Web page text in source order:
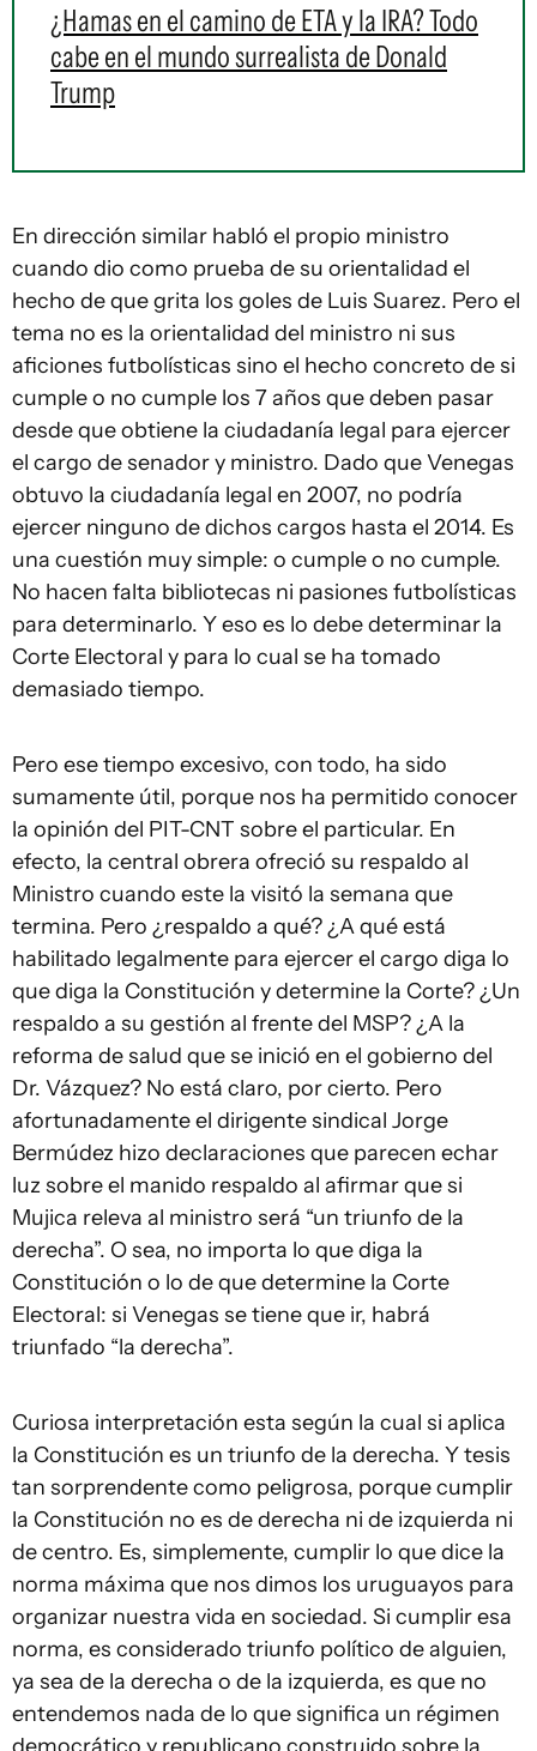
¿Hamas en el camino de ETA y la IRA? Todo
cabe en el mundo surrealista de Donald
Trump
En dirección similar habló el propio ministro
cuando dio como prueba de su orientalidad el
hecho de que grita los goles de Luis Suarez. Pero el
tema no es la orientalidad del ministro ni sus
aficiones futbolísticas sino el hecho concreto de si
cumple o no cumple los 7 años que deben pasar
desde que obtiene la ciudadanía legal para ejercer
el cargo de senador y ministro. Dado que Venegas
obtuvo la ciudadanía legal en 2007, no podría
ejercer ninguno de dichos cargos hasta el 2014. Es
una cuestión muy simple: o cumple o no cumple.
No hacen falta bibliotecas ni pasiones futbolísticas
para determinarlo. Y eso es lo debe determinar la
Corte Electoral y para lo cual se ha tomado
demasiado tiempo.
Pero ese tiempo excesivo, con todo, ha sido
sumamente útil, porque nos ha permitido conocer
la opinión del PIT-CNT sobre el particular. En
efecto, la central obrera ofreció su respaldo al
Ministro cuando este la visitó la semana que
termina. Pero ¿respaldo a qué? ¿A qué está
habilitado legalmente para ejercer el cargo diga lo
que diga la Constitución y determine la Corte? ¿Un
respaldo a su gestión al frente del MSP? ¿A la
reforma de salud que se inició en el gobierno del
Dr. Vázquez? No está claro, por cierto. Pero
afortunadamente el dirigente sindical Jorge
Bermúdez hizo declaraciones que parecen echar
luz sobre el manido respaldo al afirmar que si
Mujica releva al ministro será “un triunfo de la
derecha”. O sea, no importa lo que diga la
Constitución o lo de que determine la Corte
Electoral: si Venegas se tiene que ir, habrá
triunfado “la derecha”.
Curiosa interpretación esta según la cual si aplica
la Constitución es un triunfo de la derecha. Y tesis
tan sorprendente como peligrosa, porque cumplir
la Constitución no es de derecha ni de izquierda ni
de centro. Es, simplemente, cumplir lo que dice la
norma máxima que nos dimos los uruguayos para
organizar nuestra vida en sociedad. Si cumplir esa
norma, es considerado triunfo político de alguien,
ya sea de la derecha o de la izquierda, es que no
entendemos nada de lo que significa un régimen